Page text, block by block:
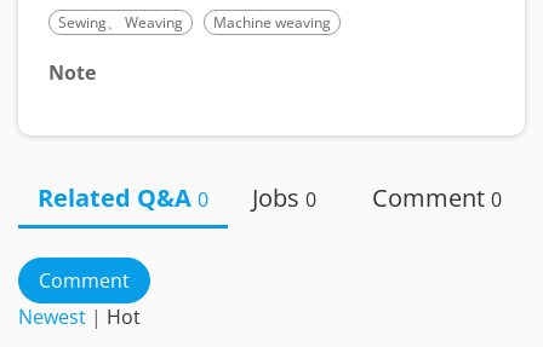
Sewing、 Weaving Machine weaving
Note
Related Q&A 0 Jobs 0 Comment 0
Comment
Newest | Hot